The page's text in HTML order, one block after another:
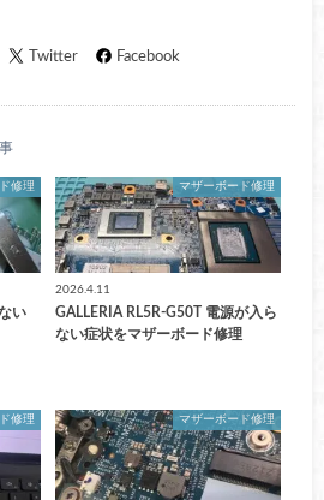
Twitter Facebook
修理
い
マザーボード修理
2026.4.11
GALLERIA RL5R-G50T 電源が入ら
ない症状をマザーボード修理
修理 マザーボード修理